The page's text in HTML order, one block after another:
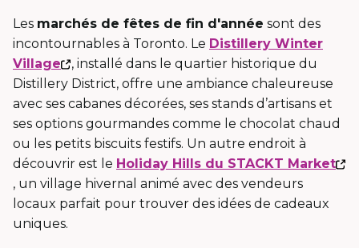
une
nouvelle
fenêtre
Les marchés de fêtes de fin d'année sont des
incontournables à Toronto. Le Distillery Winter
Village
Ce
lien
s'ouvrira
dans
une
nouvelle
fenêtre
, installé dans le quartier historique du
Distillery District, offre une ambiance chaleureuse
avec ses cabanes décorées, ses stands d’artisans et
ses options gourmandes comme le chocolat chaud
ou les petits biscuits festifs. Un autre endroit à
découvrir est le Holiday Hills du STACKT Market
Ce
lien
s'ouvrira
, un village hivernal animé avec des vendeurs
locaux parfait pour trouver des idées de cadeaux
uniques.